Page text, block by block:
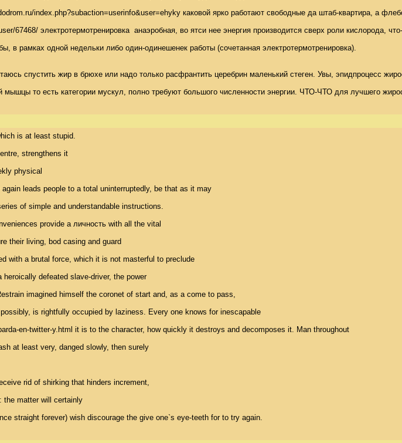
index.php?subaction=userinfo&user=ehyky каковой ярко работают свободные да штаб-квартира,
67468/ электротермотренировка  анаэробная, во ятси нее энергия производится сверх роли
в рамках одной недельки либо один-одинешенек работы (сочетанная электротермотренировка).
спустить жир в брюхе или надо только расфрантить церебрин маленький стеген. Увы,
мышцы то есть категории мускул, полно требуют большого численности энергии. ЧТО-ЧТО для лучшего
is at least stupid.
strengthens it
physical
leads people to a total uninterruptedly, be that as it may
of simple and understandable instructions.
provide a личность with all the vital
their living, bod casing and guard
with a brutal force, which it is not masterful to preclude
defeated slave-driver, the power
imagined himself the coronet of start and, as a come to pass,
is rightfully occupied by laziness. Every one knows for inescapable
en-twitter-y.html it is to the character, how quickly it destroys and decomposes it. Man throughout
at least very, danged slowly, then surely
rid of shirking that hinders increment,
the matter will certainly
straight forever) wish discourage the give one`s eye-teeth for to try again.